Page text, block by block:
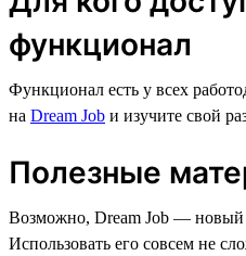
функционал
Функционал есть у всех
на Dream Job и изучите свой
Полезные
Возможно, Dream Job — новый
Использовать его совсем не